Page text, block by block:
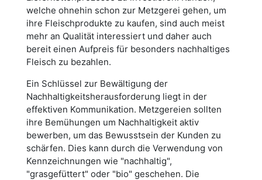
welche ohnehin schon zur Metzgerei gehen, um
ihre Fleischprodukte zu kaufen, sind auch meist
mehr an Qualität interessiert und daher auch
bereit einen Aufpreis für besonders nachhaltiges
Fleisch zu bezahlen.
Ein Schlüssel zur Bewältigung der
Nachhaltigkeitsherausforderung liegt in der
effektiven Kommunikation. Metzgereien sollten
ihre Bemühungen um Nachhaltigkeit aktiv
bewerben, um das Bewusstsein der Kunden zu
schärfen. Dies kann durch die Verwendung von
Kennzeichnungen wie "nachhaltig",
"grasgefüttert" oder "bio" geschehen. Die